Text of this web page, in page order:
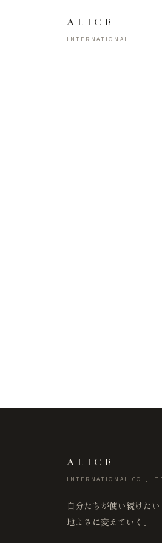
ALICE
INTERNATIONAL
ALICE
INTERNATIONAL CO.,
自分たちが使い続けた
地よさに変えていく。